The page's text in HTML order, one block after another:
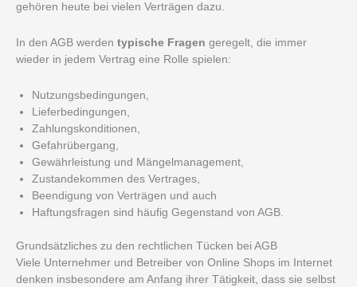
gehören heute bei vielen Verträgen dazu.
In den AGB werden typische Fragen geregelt, die immer
wieder in jedem Vertrag eine Rolle spielen:
Nutzungsbedingungen,
Lieferbedingungen,
Zahlungskonditionen,
Gefahrübergang,
Gewährleistung und Mängelmanagement,
Zustandekommen des Vertrages,
Beendigung von Verträgen und auch
Haftungsfragen sind häufig Gegenstand von AGB.
Grundsätzliches zu den rechtlichen Tücken bei AGB
Viele Unternehmer und Betreiber von Online Shops im Internet
denken insbesondere am Anfang ihrer Tätigkeit, dass sie selbst